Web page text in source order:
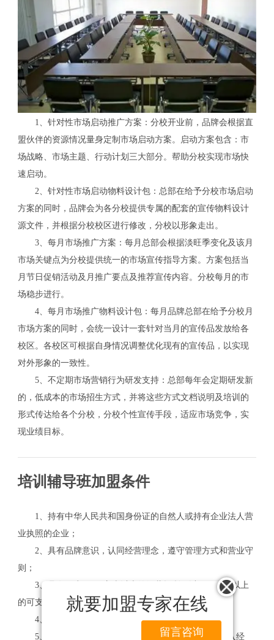
就要加盟专家在线
留言咨询
1、针对性市场启动推广方案：分校开业前，品牌会根据直
盟伙伴的资源情况量身定制市场启动方案。启动方案包含：市
场战略、市场主题、行动计划三大部分。帮助分校实现市场快
速启动。
2、针对性市场启动物料设计包：总部在给予分校市场启动
方案的同时，品牌会为各分校提供专属的配套的宣传物料设计
源文件，并根据分校校区进行修改，分校以形象走出。
3、每月市场推广方案：每月总部会根据淡旺季变化及该月
市场关键点为分校提供统一的市场宣传指导方案。方案包括当
月节日促销活动及月推广要点及推荐宣传内容。分校每月的市
场稳步进行。
4、每月市场推广物料设计包：每月品牌总部在给予分校月
市场方案的同时，会统一设计一套针对当月的宣传品发放给各
校区。各校区可根据自身情况调整优化现有的宣传品，以实现
对外形象的一致性。
5、不定期市场营销行为研发支持：总部每年会定期研发新
的，低成本的市场招生方式，并将这些方式文档说明及培训的
形式传达给各个分校，分校个性宣传手段，适应市场竞争，实
现业绩目标。
培训辅导班加盟条件
1、持有中华人民共和国身份证的自然人或持有企业法人营
业执照的企业；
2、具有品牌意识，认同经营理念，遵守管理方式和营业守
则；
3、具有至少100平方米以上的经营场所，以及10万元以上
的可支配资金；
4、身体健康，能长期从事经营和管理工作；
5、坚定负责的性格和合格的社会信誉，并全身心投入经